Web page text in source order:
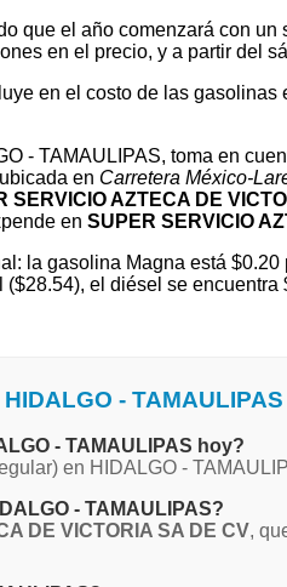
que el año comenzará con
en el precio, y a partir del
en el costo de las
- TAMAULIPAS, toma en
en Carretera México-
SERVICIO AZTECA DE
en SUPER SERVICIO
la gasolina Magna está
el diésel se
- TAMAULIPAS
- TAMAULIPAS hoy?
en HIDALGO -
- TAMAULIPAS?
DE VICTORIA SA DE CV,